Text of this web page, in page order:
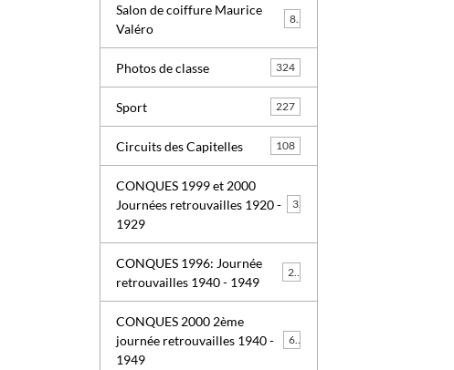
Salon de coiffure Maurice
Valéro
8
Photos de classe 324
Sport 227
Circuits des Capitelles 108
CONQUES 1999 et 2000
Journées retrouvailles 1920 -
1929
3
CONQUES 1996: Journée
retrouvailles 1940 - 1949
CONQUES 2000 2ème
journée retrouvailles 1940 -
1949
63